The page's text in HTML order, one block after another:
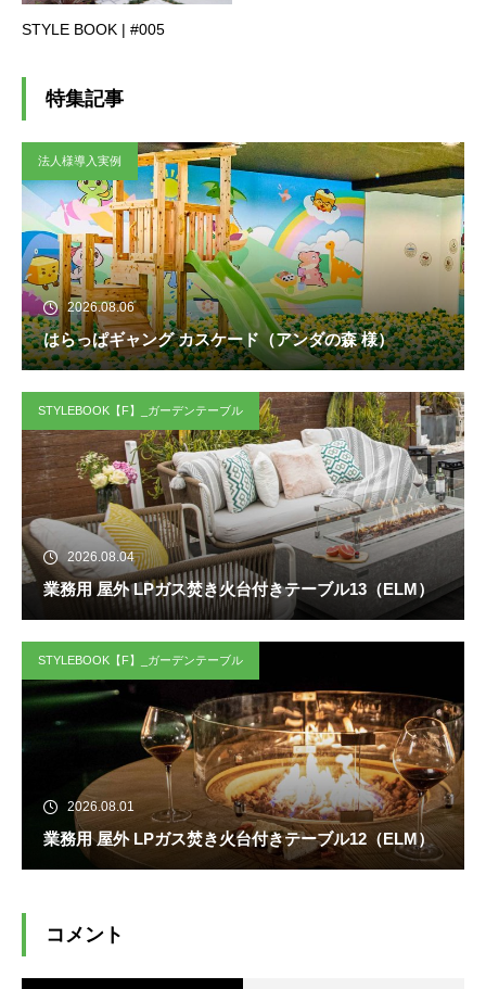
STYLE BOOK | #005
特集記事
法人様導入実例
2026.08.06
はらっぱギャング カスケード（アンダの森 様）
STYLEBOOK【F】_ガーデンテーブル
2026.08.04
業務用 屋外 LPガス焚き火台付きテーブル13（ELM）
STYLEBOOK【F】_ガーデンテーブル
2026.08.01
業務用 屋外 LPガス焚き火台付きテーブル12（ELM）
コメント